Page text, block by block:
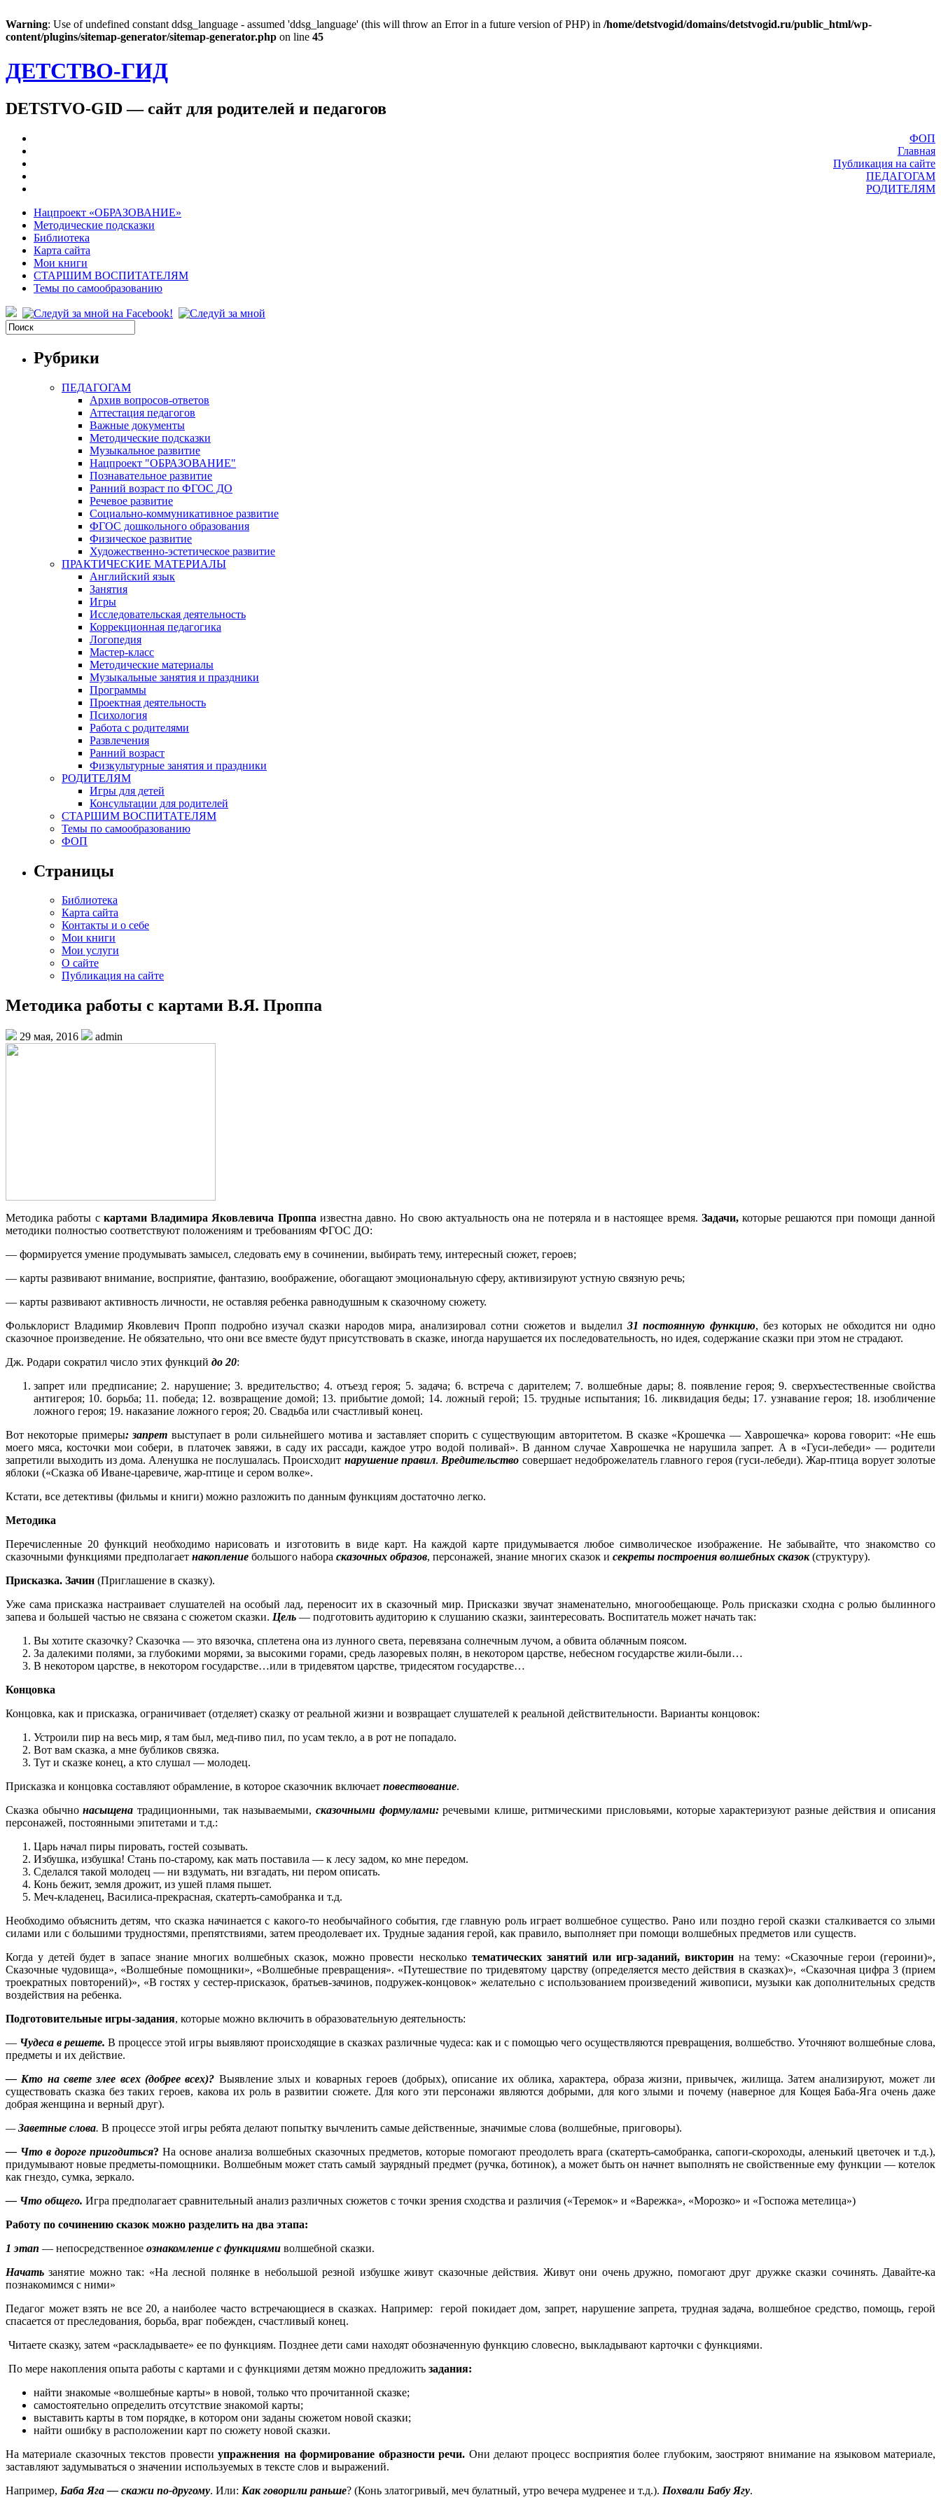
Warning: Use of undefined constant ddsg_language - assumed 'ddsg_language' (this will throw an Error in a future version of PHP) in /home/detstvogid/domains/detstvogid.ru/public_html/wp-
content/plugins/sitemap-generator/sitemap-generator.php on line 45
ДЕТСТВО-ГИД
DETSTVO-GID — сайт для родителей и педагогов
ФОП
Главная
Публикация на сайте
ПЕДАГОГАМ
РОДИТЕЛЯМ
Нацпроект «ОБРАЗОВАНИЕ»
Методические подсказки
Библиотека
Карта сайта
Мои книги
СТАРШИМ ВОСПИТАТЕЛЯМ
Темы по самообразованию
Рубрики
ПЕДАГОГАМ
Архив вопросов-ответов
Аттестация педагогов
Важные документы
Методические подсказки
Музыкальное развитие
Нацпроект "ОБРАЗОВАНИЕ"
Познавательное развитие
Ранний возраст по ФГОС ДО
Речевое развитие
Социально-коммуникативное развитие
ФГОС дошкольного образования
Физическое развитие
Художественно-эстетическое развитие
ПРАКТИЧЕСКИЕ МАТЕРИАЛЫ
Английский язык
Занятия
Игры
Исследовательская деятельность
Коррекционная педагогика
Логопедия
Мастер-класс
Методические материалы
Музыкальные занятия и праздники
Программы
Проектная деятельность
Психология
Работа с родителями
Развлечения
Ранний возраст
Физкультурные занятия и праздники
РОДИТЕЛЯМ
Игры для детей
Консультации для родителей
СТАРШИМ ВОСПИТАТЕЛЯМ
Темы по самообразованию
ФОП
Страницы
Библиотека
Карта сайта
Контакты и о себе
Мои книги
Мои услуги
О сайте
Публикация на сайте
Методика работы с картами В.Я. Проппа
29 мая, 2016 admin
Методика работы с картами Владимира Яковлевича Проппа известна давно. Но свою актуальность она не потеряла и в настоящее время. Задачи,которые решаются при помощи данной
методики полностью соответствуют положениям и требованиям ФГОС ДО:
— формируется умение продумывать замысел, следовать ему в сочинении, выбирать тему, интересный сюжет, героев;
— карты развивают внимание, восприятие, фантазию, воображение, обогащают эмоциональную сферу, активизируют устную связную речь;
— карты развивают активность личности, не оставляя ребенка равнодушным к сказочному сюжету.
Фольклорист Владимир Яковлевич Пропп подробно изучал сказки народов мира, анализировал сотни сюжетов и выделил 31 постоянную функцию, без которых не обходится ни одно
сказочное произведение. Не обязательно, что они все вместе будут присутствовать в сказке, иногда нарушается их последовательность, но идея, содержание сказки при этом не страдают.
Дж. Родари сократил число этих функций до 20:
запрет или предписание; 2. нарушение; 3. вредительство; 4. отъезд героя; 5. задача; 6. встреча с дарителем; 7. волшебные дары; 8. появление героя; 9. сверхъестественные свойства
антигероя; 10. борьба; 11. победа; 12. возвращение домой; 13. прибытие домой; 14. ложный герой; 15. трудные испытания; 16. ликвидация беды; 17. узнавание героя; 18. изобличение
ложного героя; 19. наказание ложного героя; 20. Свадьба или счастливый конец.
Вот некоторые примеры: запрет выступает в роли сильнейшего мотива и заставляет спорить с существующим авторитетом. В сказке «Крошечка — Хаврошечка» корова говорит: «Не ешь
моего мяса, косточки мои собери, в платочек завяжи, в саду их рассади, каждое утро водой поливай». В данном случае Хаврошечка не нарушила запрет. А в «Гуси-лебеди» — родители
запретили выходить из дома. Аленушка не послушалась. Происходит нарушение правил. Вредительство совершает недоброжелатель главного героя (гуси-лебеди). Жар-птица ворует золотые
яблоки («Сказка об Иване-царевиче, жар-птице и сером волке».
Кстати, все детективы (фильмы и книги) можно разложить по данным функциям достаточно легко.
Методика
Перечисленные 20 функций необходимо нарисовать и изготовить в виде карт. На каждой карте придумывается любое символическое изображение. Не забывайте, что знакомство со
сказочными функциями предполагает накопление большого набора сказочных образов, персонажей, знание многих сказок и секреты построения волшебных сказок(структуру).
Присказка. Зачин (Приглашение в сказку).
Уже сама присказка настраивает слушателей на особый лад, переносит их в сказочный мир. Присказки звучат знаменательно, многообещающе. Роль присказки сходна с ролью былинного
запева и большей частью не связана с сюжетом сказки. Цель — подготовить аудиторию к слушанию сказки, заинтересовать. Воспитатель может начать так:
Вы хотите сказочку? Сказочка — это вязочка, сплетена она из лунного света, перевязана солнечным лучом, а обвита облачным поясом.
За далекими полями, за глубокими морями, за высокими горами, средь лазоревых полян, в некотором царстве, небесном государстве жили-были…
В некотором царстве, в некотором государстве…или в тридевятом царстве, тридесятом государстве…
Концовка
Концовка, как и присказка, ограничивает (отделяет) сказку от реальной жизни и возвращает слушателей к реальной действительности. Варианты концовок:
Устроили пир на весь мир, я там был, мед-пиво пил, по усам текло, а в рот не попадало.
Вот вам сказка, а мне бубликов связка.
Тут и сказке конец, а кто слушал — молодец.
Присказка и концовка составляют обрамление, в которое сказочник включает повествование.
Сказка обычнонасыщена традиционными, так называемыми, сказочными формулами:речевыми клише, ритмическими присловьями, которые характеризуют разные действия и описания
персонажей, постоянными эпитетами и т.д.:
Царь начал пиры пировать, гостей созывать.
Избушка, избушка! Стань по-старому, как мать поставила — к лесу задом, ко мне передом.
Сделался такой молодец — ни вздумать, ни взгадать, ни пером описать.
Конь бежит, земля дрожит, из ушей пламя пышет.
Меч-кладенец, Василиса-прекрасная, скатерть-самобранка и т.д.
Необходимо объяснить детям, что сказка начинается с какого-то необычайного события, где главную роль играет волшебное существо. Рано или поздно герой сказки сталкивается со злыми
силами или с большими трудностями, препятствиями, затем преодолевает их. Трудные задания герой, как правило, выполняет при помощи волшебных предметов или существ.
Когда у детей будет в запасе знание многих волшебных сказок, можно провести несколько тематических занятий или игр-заданий, викторинна тему: «Сказочные герои (героини)»,
Сказочные чудовища», «Волшебные помощники», «Волшебные превращения». «Путешествие по тридевятому царству (определяется место действия в сказках)», «Сказочная цифра 3 (прием
троекратных повторений)», «В гостях у сестер-присказок, братьев-зачинов, подружек-концовок» желательно с использованием произведений живописи, музыки как дополнительных средств
воздействия на ребенка.
Подготовительные игры-задания, которые можно включить в образовательную деятельность:
— Чудеса в решете. В процессе этой игры выявляют происходящие в сказках различные чудеса: как и с помощью чего осуществляются превращения, волшебство. Уточняют волшебные слова,
предметы и их действие.
— Кто на свете злее всех (добрее всех)? Выявление злых и коварных героев (добрых), описание их облика, характера, образа жизни, привычек, жилища. Затем анализируют, может ли
существовать сказка без таких героев, какова их роль в развитии сюжете. Для кого эти персонажи являются добрыми, для кого злыми и почему (наверное для Кощея Баба-Яга очень даже
добрая женщина и верный друг).
—Заветные слова. В процессе этой игры ребята делают попытку вычленить самые действенные, значимые слова (волшебные, приговоры).
— Что в дороге пригодиться? На основе анализа волшебных сказочных предметов, которые помогают преодолеть врага (скатерть-самобранка, сапоги-скороходы, аленький цветочек и т.д.),
придумывают новые предметы-помощники. Волшебным может стать самый заурядный предмет (ручка, ботинок), а может быть он начнет выполнять не свойственные ему функции — котелок
как гнездо, сумка, зеркало.
— Что общего. Игра предполагает сравнительный анализ различных сюжетов с точки зрения сходства и различия («Теремок» и «Варежка», «Морозко» и «Госпожа метелица»)
Работу по сочинению сказок можно разделить на два этапа:
1 этап — непосредственное ознакомление с функциями волшебной сказки.
Начать занятие можно так: «На лесной полянке в небольшой резной избушке живут сказочные действия. Живут они очень дружно, помогают друг дружке сказки сочинять. Давайте-ка
познакомимся с ними»
Педагог может взять не все 20, а наиболее часто встречающиеся в сказках. Например: герой покидает дом, запрет, нарушение запрета, трудная задача, волшебное средство, помощь, герой
спасается от преследования, борьба, враг побежден, счастливый конец.
Читаете сказку, затем «раскладываете» ее по функциям. Позднее дети сами находят обозначенную функцию словесно, выкладывают карточки с функциями.
По мере накопления опыта работы с картами и с функциями детям можно предложить задания:
найти знакомые «волшебные карты» в новой, только что прочитанной сказке;
самостоятельно определить отсутствие знакомой карты;
выставить карты в том порядке, в котором они заданы сюжетом новой сказки;
найти ошибку в расположении карт по сюжету новой сказки.
На материале сказочных текстов провестиупражнения на формирование образности речи. Они делают процесс восприятия более глубоким, заостряют внимание на языковом материале,
заставляют задумываться о значении используемых в тексте слов и выражений.
Например, Баба Яга — скажи по-другому. Или: Как говорили раньше? (Конь златогривый, меч булатный, утро вечера мудренее и т.д.). Похвали Бабу Ягу.